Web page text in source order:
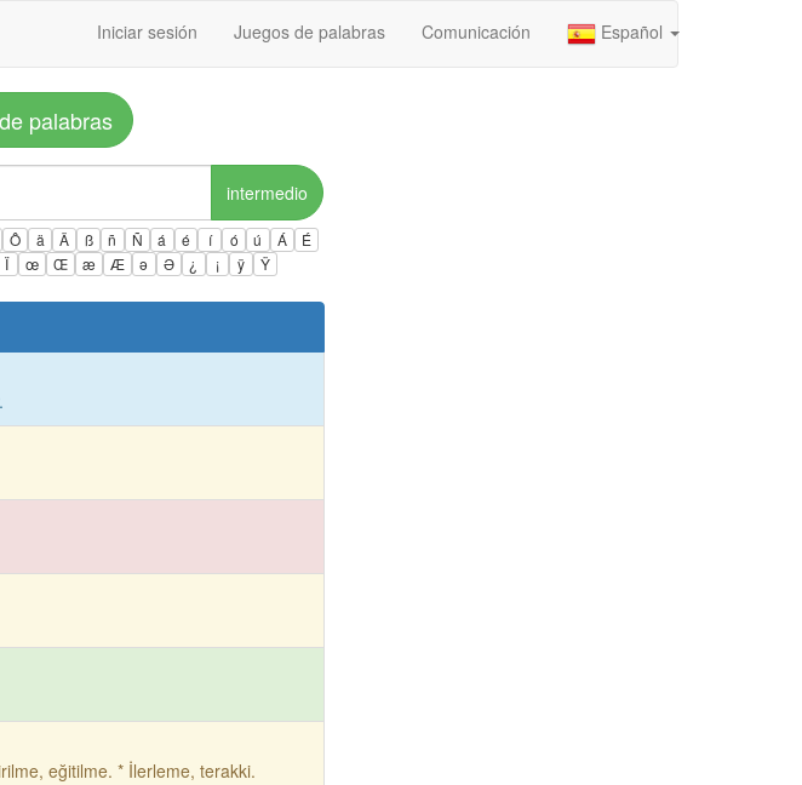
Iniciar sesión Juegos de palabras Comunicación Español
palabras
intermedio
Ô ä Ä ß ñ Ñ á é í ó ú Á
É
Ï œ Œ æ Æ ə Ə ¿ ¡ ÿ Ÿ
eğitilme. * İlerleme, terakki.